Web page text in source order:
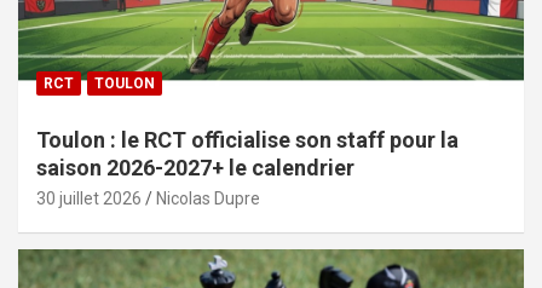
RCT TOULON
Toulon : le RCT officialise son staff pour la
saison 2026-2027+ le calendrier
30 juillet 2026 Nicolas Dupre